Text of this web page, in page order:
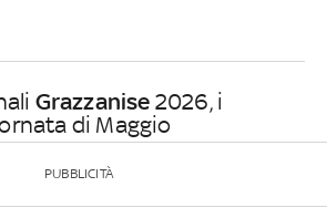
Grazzanise 2026, i
di Maggio
PUBBLICITÀ